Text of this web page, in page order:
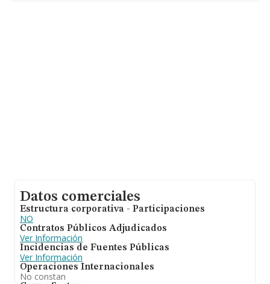
Datos comerciales
Estructura corporativa - Participaciones
NO
Contratos Públicos Adjudicados
Ver Información
Incidencias de Fuentes Públicas
Ver Información
Operaciones Internacionales
No constan